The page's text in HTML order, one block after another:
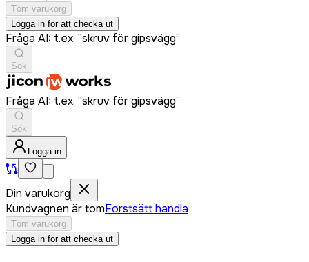
Töm varukorg
Logga in för att checka ut
Fråga AI: t.ex. “skruv för gipsvägg”
Sök
Fråga AI: t.ex. “skruv för gipsvägg”
Sök
Logga in
Din varukorg
Kundvagnen är tomForstsätt handla
Töm varukorg
Logga in för att checka ut